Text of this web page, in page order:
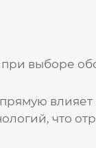
при выборе
влияет
что